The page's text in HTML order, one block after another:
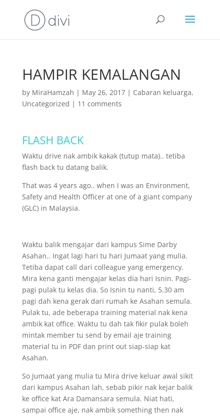
HAMPIR KEMALANGAN
by MiraHamzah | May 26, 2017| Cabaran keluarga,
Uncategorized | 11 comments
FLASH BACK
Waktu drive nak ambik kakak (tutup mata).. tetiba
flash back tu datang balik.
That was 4 years ago.. when I was an Environment,
Safety and Health Officer at one of a giant company
(GLC) in Malaysia.
Waktu balik mengajar dari kampus Sime Darby
Asahan.. Ingat lagi hari tu hari Jumaat yang mulia.
Tetiba dapat call dari colleague yang emergency.
Mira kena ganti mengajar kelas dia hari Isnin. Pagi-
pagi pulak tu kelas dia. So Isnin tu nanti, 5.30 am
pagi dah kena gerak dari rumah ke Asahan semula.
Pulak tu, ade beberapa training material nak kena
ambik kat office. Waktu tu dah tak fikir pulak boleh
mintak member tu send by email aje training
material tu in PDF dan print out siap-siap kat
Asahan.
So Jumaat yang mulia tu Mira drive keluar awal sikit
dari kampus Asahan lah, sebab pikir nak kejar balik
ke office kat Ara Damansara semula. Niat hati,
sampai office aje, nak ambik something then nak